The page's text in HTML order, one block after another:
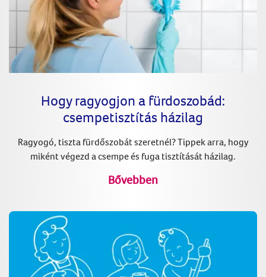
Hogy ragyogjon a fürdoszobád:
csempetisztítás házilag
Ragyogó, tiszta fürdőszobát szeretnél? Tippek arra, hogy
miként végezd a csempe és fuga tisztítását házilag.
Bővebben